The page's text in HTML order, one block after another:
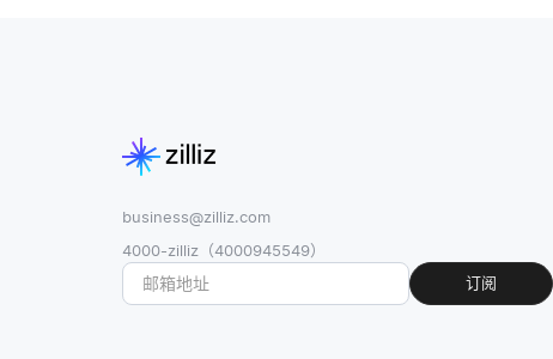
business@zilliz.com
4000-zilliz（4000945549）
订阅